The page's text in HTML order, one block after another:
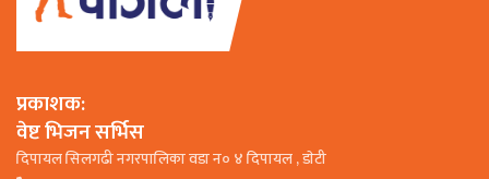
प्रकाशक:
वेष्ट भिजन सर्भिस
दिपायल सिलगढी नगरपालिका वडा न० ४ दिपायल , डाेटी